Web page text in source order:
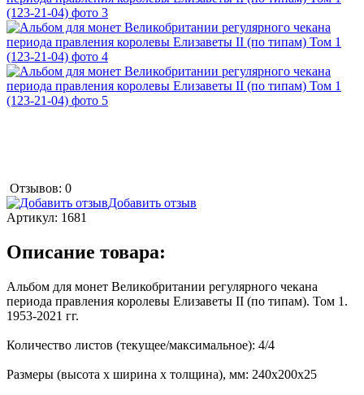
Отзывов: 0
Добавить отзыв
Артикул: 1681
Описание товара:
Альбом для монет Великобритании регулярного чекана
периода правления королевы Елизаветы II (по типам). Том 1.
1953-2021 гг.
Количество листов (текущее/максимальное): 4/4
Размеры (высота х ширина х толщина), мм: 240х200х25